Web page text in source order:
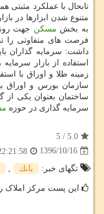
تابحال با عملكرد مثبتی
متنوع شدن ابزارها در
به بخش مسكن جهت
فرصت های متفاوتی را
داشت: سرمایه گذاران
استفاده از بازار سرمایه
زمینه طلا و اوراق با
سازمان بورس و اوراق
ساختمان بعنوان یكی
سرمایه گذاری در حوزه
5.0
/
5
1396/10/16
تگهای خبر:
بانك ,
این پست مرکز املاک